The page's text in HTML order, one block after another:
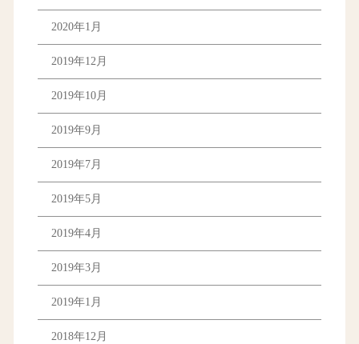
2020年1月
2019年12月
2019年10月
2019年9月
2019年7月
2019年5月
2019年4月
2019年3月
2019年1月
2018年12月